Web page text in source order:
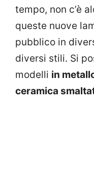
tempo, non c’è
queste nuove
pubblico in
diversi stili. Si
modelli in
ceramica